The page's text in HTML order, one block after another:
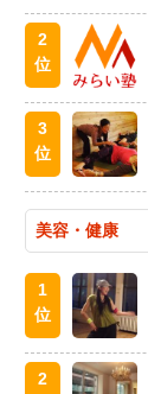
2
位
3
位
美容・健康
1
位
2